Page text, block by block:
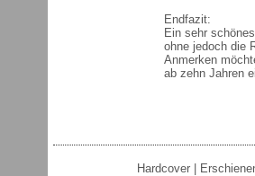
Endfazit:
Ein sehr
ohne jedoch die
Anmerken
ab zehn Jahren
Hardcover |